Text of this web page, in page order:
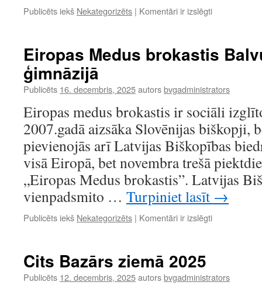
Publicēts iekš Nekategorizēts | Komentāri ir izslēgtiAtbalsts
Eiropas Medus brokastis
ģimnāzijā
Publicēts 16. decembris, 2025autorsbvgadministrators
Eiropas medus brokastis ir sociāli
2007.gadā aizsāka Slovēnijas biškopji,
pievienojās arī Latvijas Biškopības
visā Eiropā, bet novembra trešā
„Eiropas Medus brokastis”. Latvijas
vienpadsmito … Turpiniet lasīt →
Publicēts iekš Nekategorizēts | Komentāri ir izslēgtiEiropas
ģimnāzijā
Cits Bazārs ziemā 2025
Publicēts 12. decembris, 2025autorsbvgadministrators